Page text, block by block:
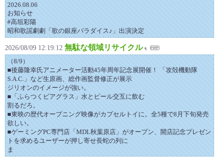
2026.08.06
お知らせ
#高垣彩陽
昭和歌謡劇劇「歌の銀座パラダイス♪」出演決定
2026/08/09 12:19:12 無駄な領域リサイクル
（8/9）
■後藤隆幸氏アニメーター活動45年周年記念展開催！ 「攻殻機動隊
S.A.C.」など生原画、総作画監督修正が展示
ジリオンのイメージが強い。
■「ふらつくビアグラス」水とビール交互に飲む
割るだろ。
■東映の歴代オープニング映像がカプセルトイに。全5種で8月下旬発売
欲しい。
■ゲーミングPC専門店「MDL秋葉原店」がオープン、開店記念プレゼン
トを求めるユーザーが押し寄せ長蛇の列に
ま